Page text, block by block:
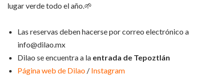
lugar verde todo el año.🌱
Las reservas deben hacerse por correo electrónico a
info@dilao.mx
Dilao se encuentra a la entrada de Tepoztlán
Página web de Dilao / Instagram